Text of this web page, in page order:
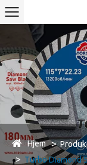
Hjem
Turbo Diamond